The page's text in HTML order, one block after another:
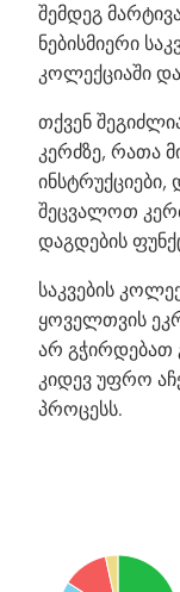
შემდეგ
ნებისმიერი
კოლექციაში
თქვენ
კერძზე, რათა
შეცვალოთ
დაგდების
საკვების
ყოველთვის
არ გჭირდებათ
კიდევ უფრო
პროცესს.